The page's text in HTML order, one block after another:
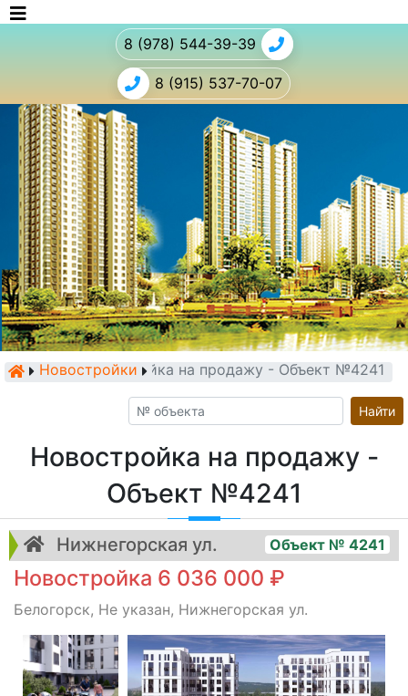
8 (978) 544-39-39
8 (915) 537-70-07
Новостройки
Новостройка на продажу - Объект №4241
Найти
Новостройка на продажу -
Объект №4241
Нижнегорская ул. Объект № 4241
Новостройка 6 036 000 ₽
Белогорск, Не указан, Нижнегорская ул.